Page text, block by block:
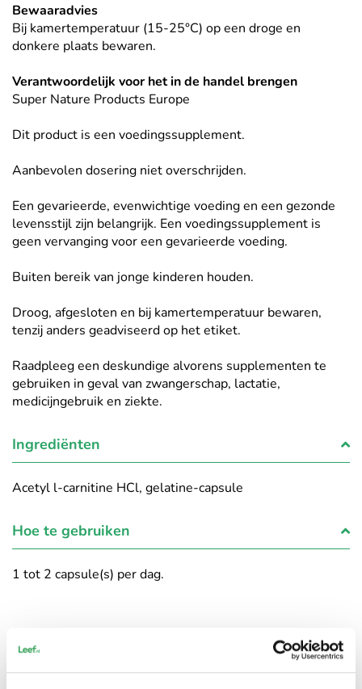
Bewaaradvies
Bij kamertemperatuur (15-25°C) op een droge en
donkere plaats bewaren.
Verantwoordelijk voor het in de handel brengen
Super Nature Products Europe
Dit product is een voedingssupplement.
Aanbevolen dosering niet overschrijden.
Een gevarieerde, evenwichtige voeding en een gezonde
levensstijl zijn belangrijk. Een voedingssupplement is
geen vervanging voor een gevarieerde voeding.
Buiten bereik van jonge kinderen houden.
Droog, afgesloten en bij kamertemperatuur bewaren,
tenzij anders geadviseerd op het etiket.
Raadpleeg een deskundige alvorens supplementen te
gebruiken in geval van zwangerschap, lactatie,
medicijngebruik en ziekte.
Ingrediënten
Acetyl l-carnitine HCl, gelatine-capsule
Hoe te gebruiken
1 tot 2 capsule(s) per dag.
Beoordeling door klanten